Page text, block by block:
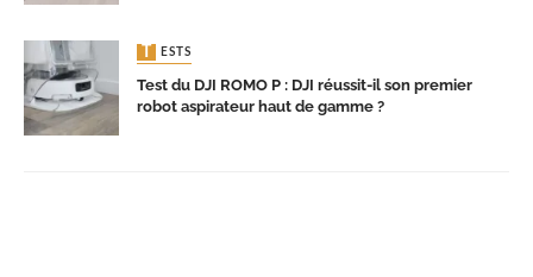
TESTS
Test du DJI ROMO P : DJI réussit-il son premier
robot aspirateur haut de gamme ?